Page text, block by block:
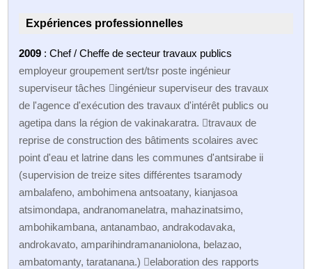
Expériences professionnelles
2009 : Chef / Cheffe de secteur travaux publics
employeur groupement sert/tsr poste ingénieur
superviseur tâches ingénieur superviseur des travaux
de l'agence d'exécution des travaux d'intérêt publics ou
agetipa dans la région de vakinakaratra. travaux de
reprise de construction des bâtiments scolaires avec
point d'eau et latrine dans les communes d'antsirabe ii
(supervision de treize sites différentes tsaramody
ambalafeno, ambohimena antsoatany, kianjasoa
atsimondapa, andranomanelatra, mahazinatsimo,
ambohikambana, antanambao, andrakodavaka,
androkavato, amparihindramananiolona, belazao,
ambatomanty, taratanana.) elaboration des rapports